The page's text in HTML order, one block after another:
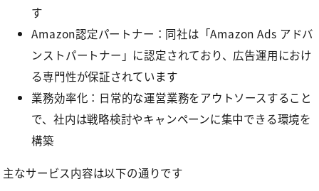
す
Amazon認定パートナー：同社は「Amazon Ads アドバ
ンストパートナー」に認定されており、広告運用におけ
る専門性が保証されています
業務効率化：日常的な運営業務をアウトソースすること
で、社内は戦略検討やキャンペーンに集中できる環境を
構築
主なサービス内容は以下の通りです